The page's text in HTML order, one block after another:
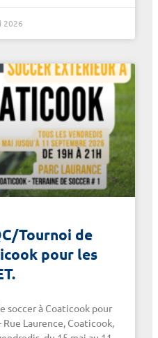
2026
Tournoi de
pour les
soccer à Coaticook pour
Rue Laurence, Coaticook,